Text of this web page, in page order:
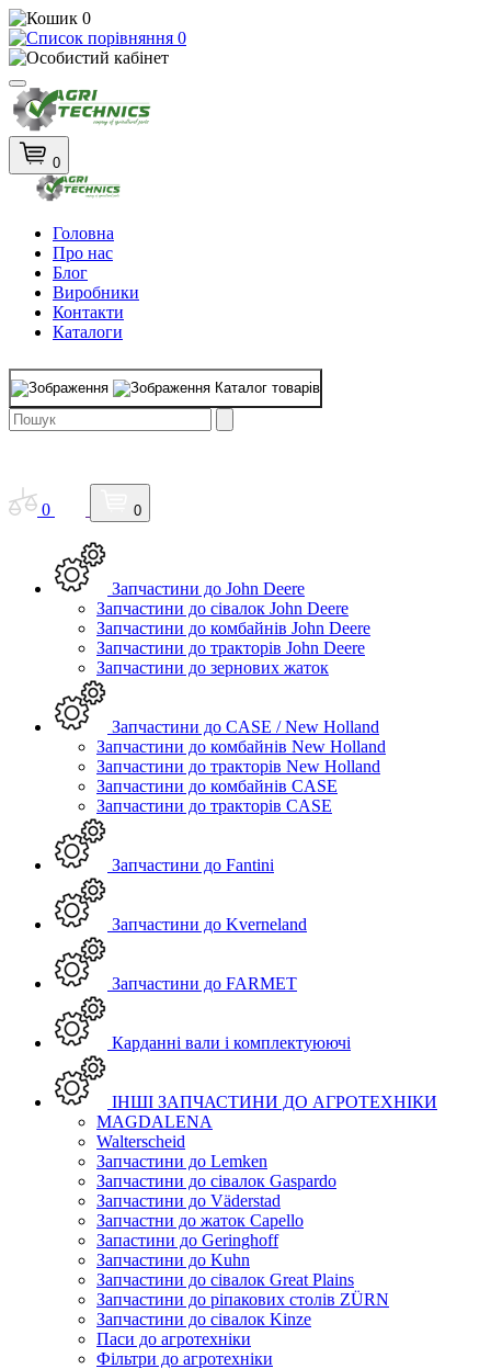
0
0
0
Головна
Про нас
Блог
Виробники
Контакти
Каталоги
Каталог товарів
0 0
Запчастини до John Deere
Запчастини до сівалок John Deere
Запчастини до комбайнів John Deere
Запчастини до тракторів John Deere
Запчастини до зернових жаток
Запчастини до CASE / New Holland
Запчастини до комбайнів New Holland
Запчастини до тракторів New Holland
Запчастини до комбайнів CASE
Запчастини до тракторів CASE
Запчастини до Fantini
Запчастини до Kverneland
Запчастини до FARMET
Карданні вали і комплектуюючі
ІНШІ ЗАПЧАСТИНИ ДО АГРОТЕХНІКИ
MAGDALENA
Walterscheid
Запчастини до Lemken
Запчастини до сівалок Gaspardo
Запчастини до Väderstad
Запчастни до жаток Capello
Запастини до Geringhoff
Запчастини до Kuhn
Запчастини до сівалок Great Plains
Запчастини до ріпакових столів ZÜRN
Запчастини до сівалок Kinze
Паси до агротехніки
Фільтри до агротехніки